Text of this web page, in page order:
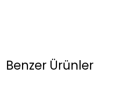
Benzer Ürünler